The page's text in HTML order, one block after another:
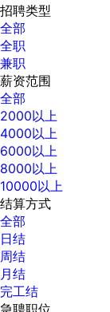
招聘类型
全部
全职
兼职
薪资范围
全部
2000以上
4000以上
6000以上
8000以上
10000以上
结算方式
全部
日结
周结
月结
完工结